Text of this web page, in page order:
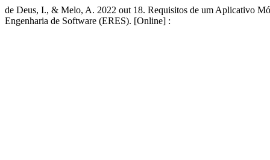
de Deus, I., & Melo, A. 2022 out 18. Requisitos de um Aplicativo
Engenharia de Software (ERES). [Online] :